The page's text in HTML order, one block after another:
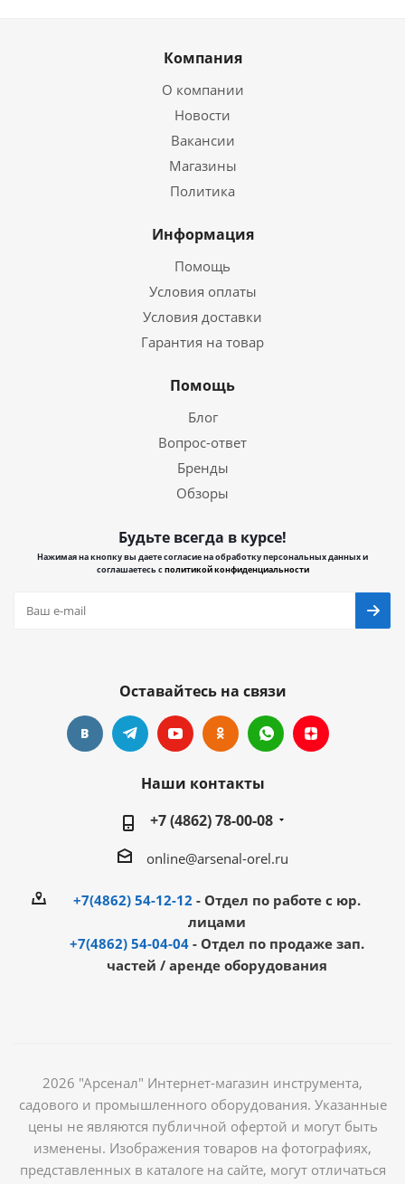
Компания
О компании
Новости
Вакансии
Магазины
Политика
Информация
Помощь
Условия оплаты
Условия доставки
Гарантия на товар
Помощь
Блог
Вопрос-ответ
Бренды
Обзоры
Будьте всегда в курсе!
Нажимая на кнопку вы даете согласие на обработку персональных данных и
соглашаетесь сполитикой конфиденциальности
Оставайтесь на связи
Наши контакты
+7 (4862) 78-00-08
online@arsenal-orel.ru
+7(4862) 54-12-12 - Отдел по работе с юр.
лицами
+7(4862) 54-04-04 - Отдел по продаже зап.
частей / аренде оборудования
2026 "Арсенал" Интернет-магазин инструмента,
садового и промышленного оборудования. Указанные
цены не являются публичной офертой и могут быть
изменены. Изображения товаров на фотографиях,
представленных в каталоге на сайте, могут отличаться